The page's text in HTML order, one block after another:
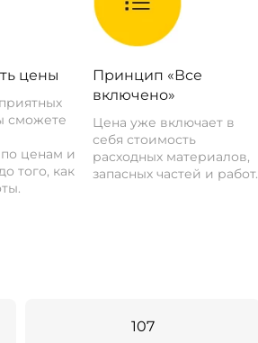
цены
сможете
ценам и
того, как
Принцип «Все
включено»
Цена уже включает в
себя стоимость
расходных материалов,
запасных частей и работ.
107